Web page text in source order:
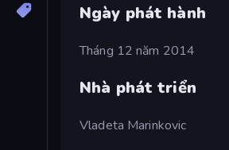
Ngày phát hành
Tháng 12 năm 2014
Nhà phát triển
Vladeta Marinkovic